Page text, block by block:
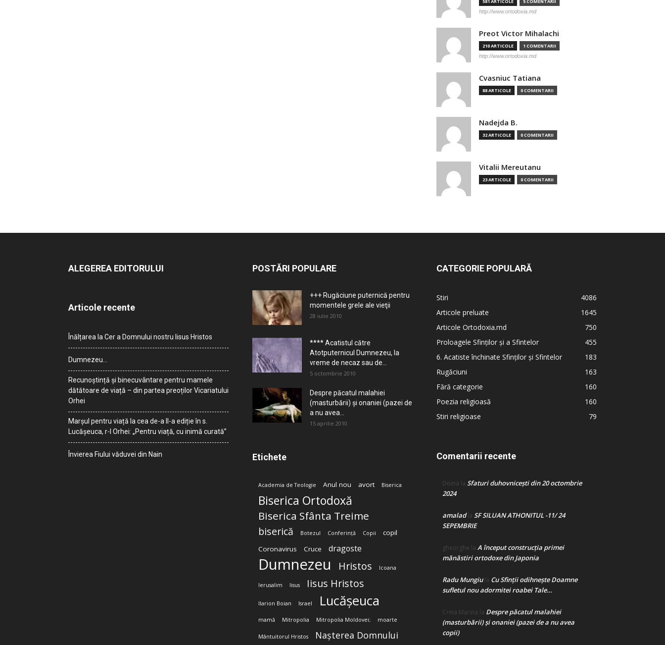
581 ARTICOLE 5 COMENTARII
http://www.ortodoxia.md
Preot Victor Mihalachi
210 ARTICOLE 1 COMENTARII
http://www.ortodoxia.md
Cvasniuc Tatiana
88 ARTICOLE 0 COMENTARII
Nadejda B.
32 ARTICOLE 0 COMENTARII
Vitalii Mereutanu
23 ARTICOLE 0 COMENTARII
ALEGEREA EDITORULUI
Articole recente
Înălțarea la Cer a Domnului nostru Iisus Hristos
Dumnezeu…
Recunoștință și binecuvântare pentru mamele
dătătoare de viață – din partea preoților Vicariatului
Orhei
Marșul pentru viață la cea de-a II-a ediție în s.
Lucășeuca, r-l Orhei: „Pentru viață, cu inimă curată”
Învierea Fiului văduvei din Nain
POSTĂRI POPULARE
+++ Rugăciune puternică pentru
momentele grele ale vieţii
28 iulie 2010
**** Acatistul către
Atotputernicul Dumnezeu, la
vreme de necaz sau de...
5 octombrie 2010
Despre păcatul malahiei
(masturbării) şi onaniei (pazei de
a nu avea...
15 aprilie 2010
Etichete
Academia de Teologie Anul nou avort Biserica
Biserica Ortodoxă
Biserica Sfânta Treime
biserică Botezul Conferință Copii
copil
Coronavirus
Cruce dragoste
Dumnezeu Hristos Icoana
Ierusalim Iisus Iisus Hristos
Ilarion Boian Israel Lucășeuca
mamă Mitropolia Mitropolia Moldovei; moarte
Mântuitorul Hristos Nașterea Domnului
CATEGORIE POPULARĂ
Stiri
4086
Articole preluate
1645
Articole Ortodoxia.md
750
Proloagele Sfinților și a Sfintelor
455
6. Acatiste închinate Sfinților și Sfintelor
183
Rugăciuni
163
Fără categorie
160
Poezia religioasă
160
Stiri religioase
79
Comentarii recente
Doina la Sfaturi duhovnicești din 20 octombrie
2024
amaladla SF SILUAN ATHONITUL -11/ 24
SEPEMBRIE
gheorghe la A început construcţia primei
mănăstiri ortodoxe din Japonia
Radu Mungiula Cu Sfinții odihnește Doamne
sufletul nou adormitei roabei Tale…
Crina Marina la Despre păcatul malahiei
(masturbării) şi onaniei (pazei de a nu avea
copii)